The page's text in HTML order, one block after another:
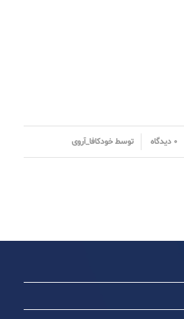
۰ دیدگاه توسطخودکافا_آر‌وی